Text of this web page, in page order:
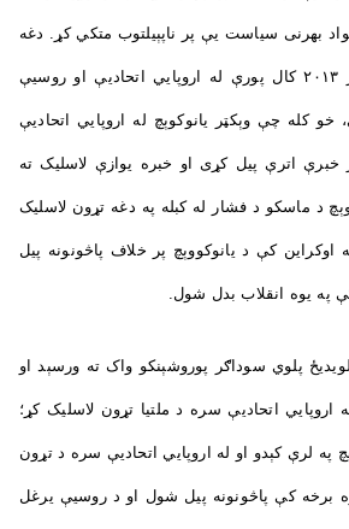
بهرنی سیاست يې پر ناپېیلتوب متکي کړ. دغه
حکومت له ۲۰۱۰ څخه تر ۲۰۱۳ کال پورې له اروپايي اتحادیې او روسیې
کله چې وېکټر یانوکوېچ له اروپايي اتحادیې
اترې پيل کړی او خبره یوازې لاسلیک ته
د ماسکو د فشار له کبله په دغه تړون لاسلیک
کې د يانوکووېچ پر خلاف پاڅونونه پیل
کې لویدیځ پلوي سوداګر پوروشېنکو واک ته ورسېد او
اتحادیې سره د ملتیا تړون لاسلیک کړ؛
په لرې کېدو او له اروپايي اتحادیې سره د تړون
برخه کې پاڅونونه پیل شول او د روسیې یرغل